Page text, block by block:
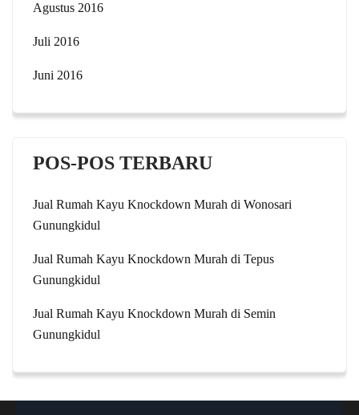
Agustus 2016
Juli 2016
Juni 2016
POS-POS TERBARU
Jual Rumah Kayu Knockdown Murah di Wonosari
Gunungkidul
Jual Rumah Kayu Knockdown Murah di Tepus
Gunungkidul
Jual Rumah Kayu Knockdown Murah di Semin
Gunungkidul